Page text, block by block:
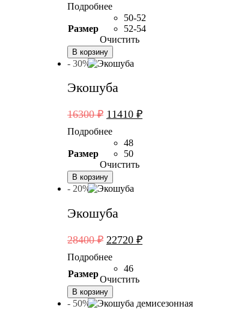
составляла
7100 ₽.
5680 ₽.
Подробнее
Размер
50-52
52-54
Очистить
В корзину
- 30%
Экошуба
16300₽ Первоначальная
составляла
16300 ₽.
11410 ₽Текущая
Подробнее
Размер
48
50
Очистить
В корзину
- 20%
Экошуба
28400₽ Первоначальная
составляла
28400 ₽.
22720 ₽Текущая
Подробнее
Размер
46
Очистить
В корзину
- 50%